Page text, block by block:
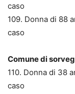
caso
109. Donna di 88
caso
Comune di
110. Donna di 38
caso